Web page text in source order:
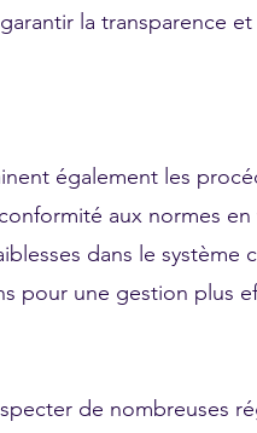
la transparence
également les
aux normes en
dans le système
pour une gestion plus
de nombreuses